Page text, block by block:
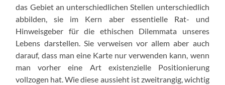
das Gebiet an unterschiedlichen Stellen unterschiedlich
abbilden, sie im Kern aber essentielle Rat- und
Hinweisgeber für die ethischen Dilemmata unseres
Lebens darstellen. Sie verweisen vor allem aber auch
darauf, dass man eine Karte nur verwenden kann, wenn
man vorher eine Art existenzielle Positionierung
vollzogen hat. Wie diese aussieht ist zweitrangig, wichtig